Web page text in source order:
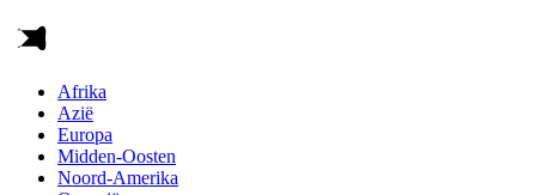
Afrika
Azië
Europa
Midden-Oosten
Noord-Amerika